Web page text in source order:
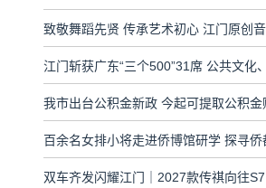
我市出台公积金新政 今起可提取公积金
百余名女排小将走进侨博馆研学 探寻